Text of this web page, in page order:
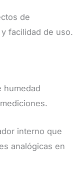
de
facilidad de uso.
humedad
interno que
analógicas en